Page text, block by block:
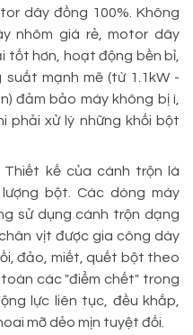
dây đồng 100%. Không
nhôm giá rẻ, motor dây
tốt hơn, hoạt động bền bỉ,
mạnh mẽ (từ 1.1kW -
đảm bảo máy không bị ì,
phải xử lý những khối bột
Thiết kế của cánh trộn là
bột. Các dòng máy
sử dụng cánh trộn dạng
vịt được gia công dày
đảo, miết, quết bột theo
các "điểm chết" trong
lực liên tục, đều khắp,
mỡ dẻo mịn tuyệt đối.